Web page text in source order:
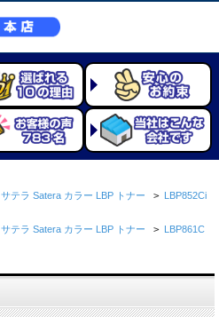
サテラ Satera カラー LBP トナー > LBP852Ci
サテラ Satera カラー LBP トナー > LBP861C